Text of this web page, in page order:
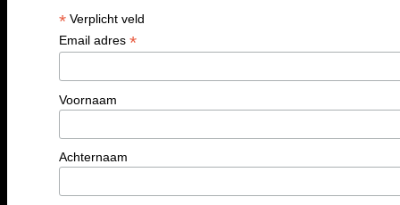
*Verplicht veld
Email adres *
Voornaam
Achternaam